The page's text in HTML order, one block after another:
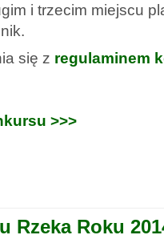
i trzecim miejscu
się z regulaminem
>>>
Rzeka Roku